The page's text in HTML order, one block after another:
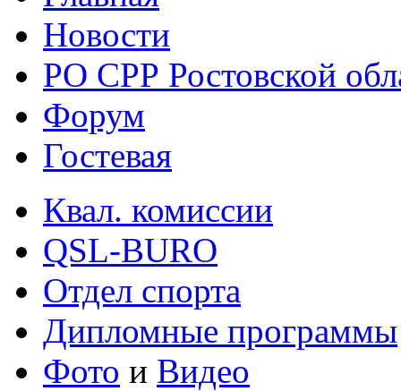
Новости
РО СРР Ростовской
Форум
Гостевая
Квал. комиссии
QSL-BURO
Отдел спорта
Дипломные программы
Фото и Видео